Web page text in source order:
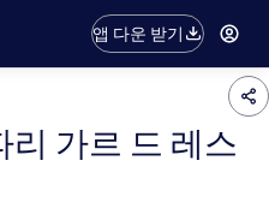
앱 다운 받기
가르 드 레스